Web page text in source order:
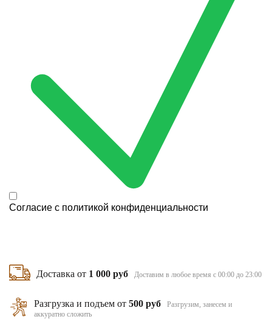
Согласие с политикой конфиденциальности
Доставка от 1 000 руб Доставим в любое время с 00:00 до 23:00
Разгрузка и подъем от500 руб
Разгрузим, занесем и
аккуратно сложить